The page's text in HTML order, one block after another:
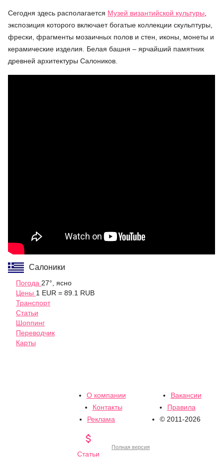
Сегодня здесь располагается Музей византийской культуры
экспозиция которого включает богатые коллекции скульптуры,
фрески, фрагменты мозаичных полов и стен, иконы, монеты и
керамические изделия. Белая башня – ярчайший памятник
древней архитектуры Салоников.
Салоники
Погода 27°, ясно
Цены 1 EUR = 89.1 RUB
Транспорт
Статьи
Шоппинг
Переводчик
Карты
О компании
Вакансии
Контакты
Правила
Реклама
© 2011-2026

Статьи
Полная версия